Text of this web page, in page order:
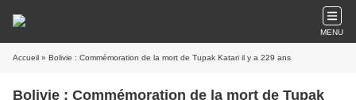
MENU
Accueil » Bolivie : Commémoration de la mort de Tupak Katari il y a 229 ans
Bolivie : Commémoration de la mort de Tupak